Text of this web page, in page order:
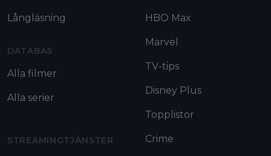
Långläsning
DATABAS
Alla filmer
Alla serier
STREAMINGTJÄNSTER
HBO Max
Marvel
TV-tips
Disney Plus
Topplistor
Crime